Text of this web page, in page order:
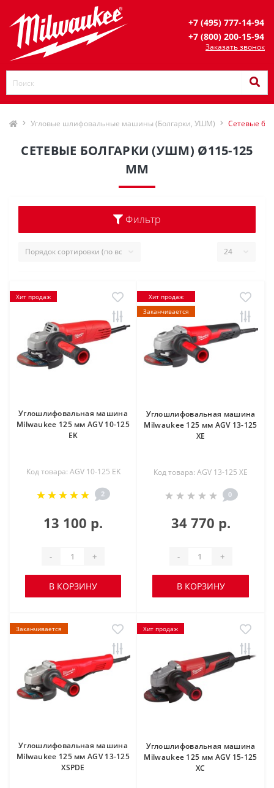
+7 (495) 777-14-94
+7 (800) 200-15-94
Заказать звонок
Угловые шлифовальные машины (Болгарки, УШМ) Сетевые
СЕТЕВЫЕ БОЛГАРКИ (УШМ) Ø115-125
ММ
Фильтр
Хит продаж
Углошлифовальная машина
Milwaukee 125 мм AGV 10-125
EK
Код товара: AGV 10-125 EK
2
13 100 р.
- +
В КОРЗИНУ
Хит продаж
Заканчивается
Углошлифовальная машина
Milwaukee 125 мм AGV 13-125
XE
Код товара: AGV 13-125 XE
0
34 770 р.
- +
В КОРЗИНУ
Заканчивается
Углошлифовальная машина
Milwaukee 125 мм AGV 13-125
XSPDE
Хит продаж
Углошлифовальная машина
Milwaukee 125 мм AGV 15-125
XC